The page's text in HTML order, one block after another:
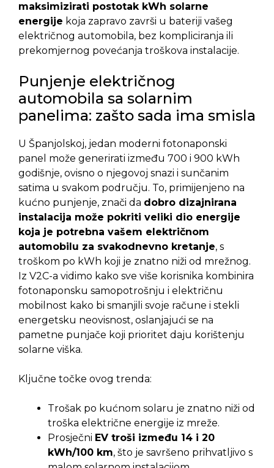
maksimizirati postotak kWh solarne
energije koja zapravo završi u bateriji vašeg
električnog automobila, bez kompliciranja ili
prekomjernog povećanja troškova instalacije.
Punjenje električnog
automobila sa solarnim
panelima: zašto sada ima smisla
U Španjolskoj, jedan moderni fotonaponski
panel može generirati između 700 i 900 kWh
godišnje, ovisno o njegovoj snazi i sunčanim
satima u svakom području. To, primijenjeno na
kućno punjenje, znači da dobro dizajnirana
instalacija može pokriti veliki dio energije
koja je potrebna vašem električnom
automobilu za svakodnevno kretanje, s
troškom po kWh koji je znatno niži od mrežnog.
Iz V2C-a vidimo kako sve više korisnika kombinira
fotonaponsku samopotrošnju i električnu
mobilnost kako bi smanjili svoje račune i stekli
energetsku neovisnost, oslanjajući se na
pametne punjače koji prioritet daju korištenju
solarne viška.
Ključne točke ovog trenda:
Trošak po kućnom solaru je znatno niži od
troška električne energije iz mreže.
Prosječni EV troši između 14 i 20
kWh/100 km, što je savršeno prihvatljivo s